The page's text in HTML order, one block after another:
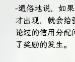
-通俗地说，如
才出现，就会给
论过的信用分配
了奖励的发生。